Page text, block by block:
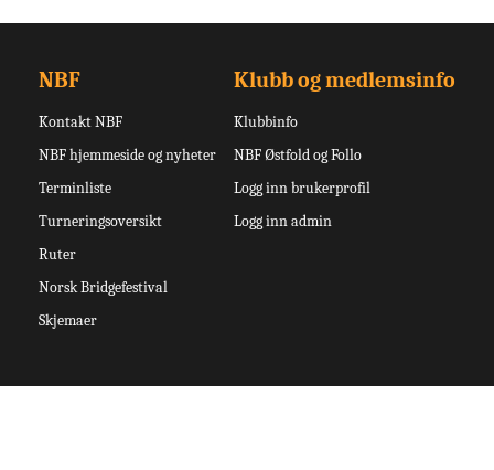
NBF
Kontakt NBF
NBF hjemmeside og nyheter
Terminliste
Turneringsoversikt
Ruter
Norsk Bridgefestival
Skjemaer
Klubb og medlemsinfo
Klubbinfo
NBF Østfold og Follo
Logg inn brukerprofil
Logg inn admin